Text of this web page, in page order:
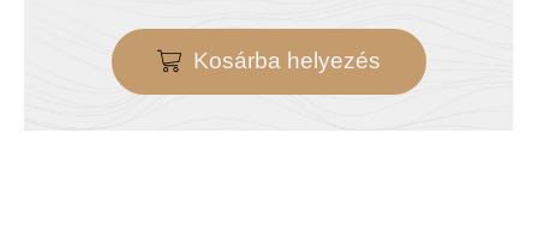
Kosárba helyezés